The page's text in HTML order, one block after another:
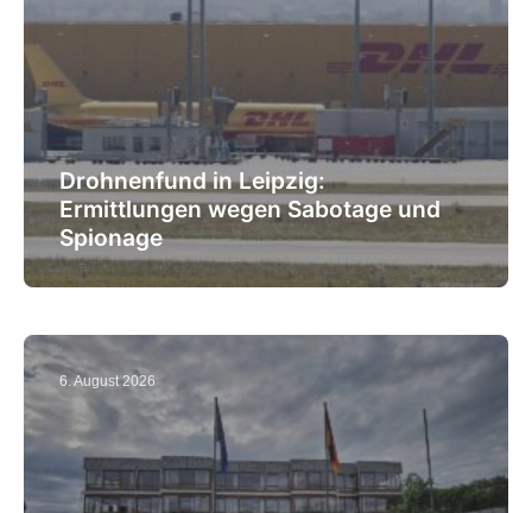
Drohnenfund in Leipzig:
Ermittlungen wegen Sabotage und
Spionage
6. August 2026